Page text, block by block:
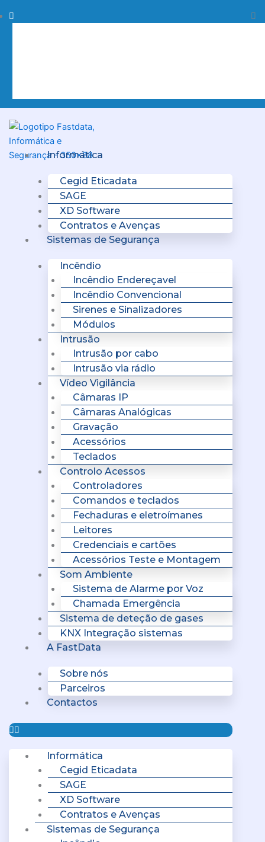
to
Procurar
Informática
Cegid Eticadata
SAGE
XD Software
Contratos e Avenças
Sistemas de Segurança
Incêndio
Incêndio Endereçavel
Incêndio Convencional
Sirenes e Sinalizadores
Módulos
Intrusão
Intrusão por cabo
Intrusão via rádio
Vídeo Vigilância
Câmaras IP
Câmaras Analógicas
Gravação
Acessórios
Teclados
Controlo Acessos
Controladores
Comandos e teclados
Fechaduras e eletroímanes
Leitores
Credenciais e cartões
Acessórios Teste e Montagem
Som Ambiente
Sistema de Alarme por Voz
Chamada Emergência
Sistema de deteção de gases
KNX Integração sistemas
A FastData
Sobre nós
Parceiros
Contactos
Menu
Informática
Cegid Eticadata
SAGE
XD Software
Contratos e Avenças
Sistemas de Segurança